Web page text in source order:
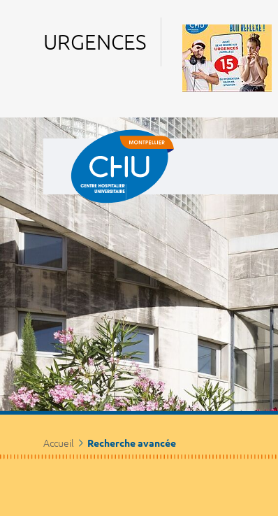
URGENCES
Accueil Recherche avancée